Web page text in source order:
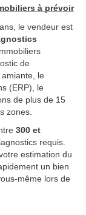
à prévoir
le vendeur est
de
le
(ERP), le
de plus de 15
zones.
300 et
requis.
estimation du
un bien
même lors de